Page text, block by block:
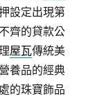
設定出現第
齊的貸款公
屋瓦傳統美
養品的經典
的珠寶飾品